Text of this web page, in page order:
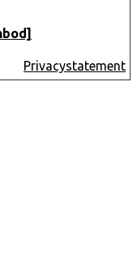
Privacystatement